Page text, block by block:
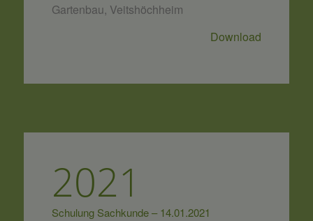
Gartenbau, Veitshöchheim
Download
2021
Schulung Sachkunde – 14.01.2021